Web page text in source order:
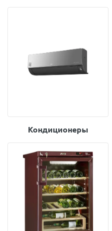
Кондиционеры